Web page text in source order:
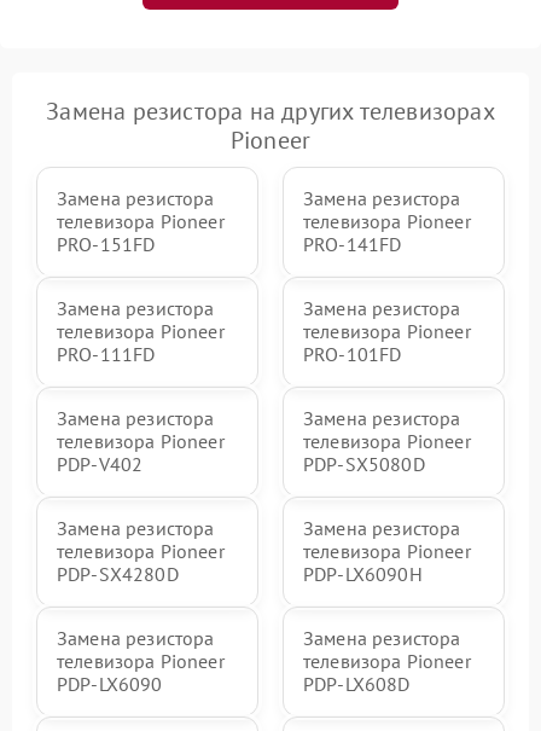
Замена резистора на других телевизорах
Pioneer
Замена резистора
телевизора Pioneer
PRO-151FD
Замена резистора
телевизора Pioneer
PRO-141FD
Замена резистора
телевизора Pioneer
PRO-111FD
Замена резистора
телевизора Pioneer
PRO-101FD
Замена резистора
телевизора Pioneer
PDP-V402
Замена резистора
телевизора Pioneer
PDP-SX5080D
Замена резистора
телевизора Pioneer
PDP-SX4280D
Замена резистора
телевизора Pioneer
PDP-LX6090H
Замена резистора
телевизора Pioneer
PDP-LX6090
Замена резистора
телевизора Pioneer
PDP-LX608D